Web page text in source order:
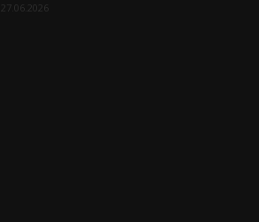
27.06.2026